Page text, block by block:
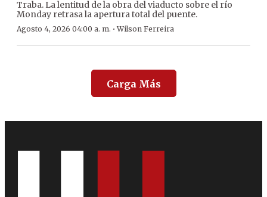
Traba. La lentitud de la obra del viaducto sobre el río
Monday retrasa la apertura total del puente.
Agosto 4, 2026 04:00 a. m. ·Wilson Ferreira
Carga Más